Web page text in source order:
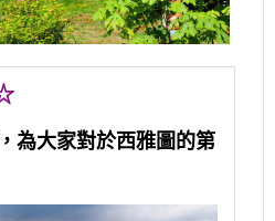
為大家對於西雅圖的第